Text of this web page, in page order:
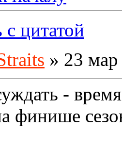
с цитатой
» 23
-
финише